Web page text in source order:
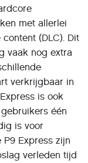
met allerlei
(DLC). Dit
vaak nog extra
verkrijgbaar in
is ook
één
is voor
Express zijn
verleden tijd